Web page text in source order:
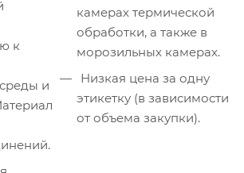
к
и
камерах термической
обработки, а также в
морозильных камерах.
этикетку (в зависимости
от объема закупки).